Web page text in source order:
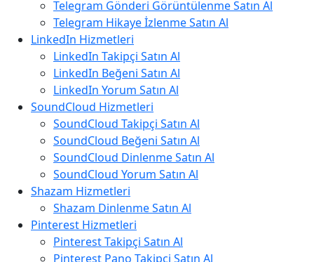
Telegram Gönderi Görüntülenme Satın Al
Telegram Hikaye İzlenme Satın Al
LinkedIn Hizmetleri
LinkedIn Takipçi Satın Al
LinkedIn Beğeni Satın Al
LinkedIn Yorum Satın Al
SoundCloud Hizmetleri
SoundCloud Takipçi Satın Al
SoundCloud Beğeni Satın Al
SoundCloud Dinlenme Satın Al
SoundCloud Yorum Satın Al
Shazam Hizmetleri
Shazam Dinlenme Satın Al
Pinterest Hizmetleri
Pinterest Takipçi Satın Al
Pinterest Pano Takipçi Satın Al